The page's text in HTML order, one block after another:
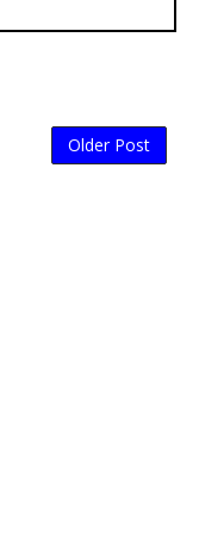
Older Post